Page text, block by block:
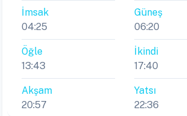
İmsak
04:25
Güneş
06:20
Öğle
13:43
İkindi
17:40
Akşam
20:57
Yatsı
22:36